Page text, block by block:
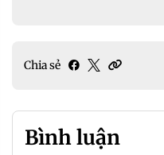
Chia sẻ
Bình luận